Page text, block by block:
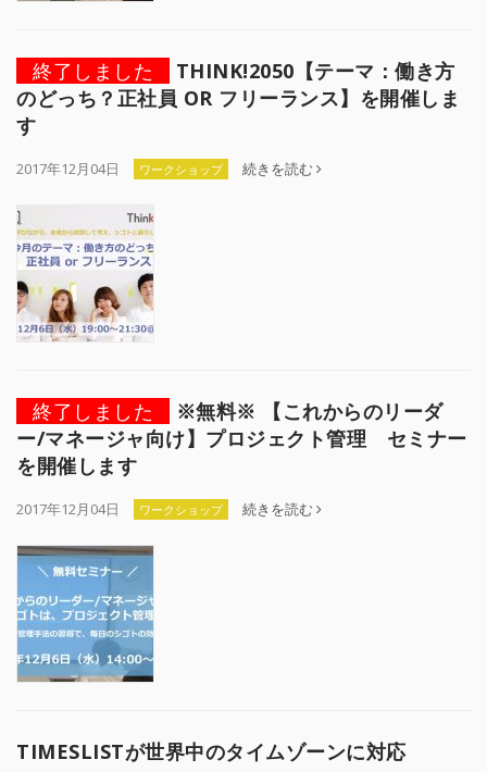
終了しました
THINK!2050【テーマ：働き方
のどっち？正社員 OR フリーランス】を開催しま
す
2017年12月04日 ワークショップ 続きを読む
終了しました
※無料※ 【これからのリーダ
ー/マネージャ向け】プロジェクト管理 セミナー
を開催します
2017年12月04日 ワークショップ 続きを読む
TIMESLISTが世界中のタイムゾーンに対応